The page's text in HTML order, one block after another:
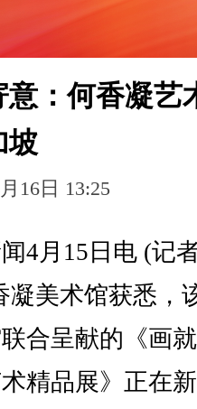
意：何香凝艺
坡
16日 13:25
月15日电 (记
凝美术馆获悉，
合呈献的《画
精品展》正在